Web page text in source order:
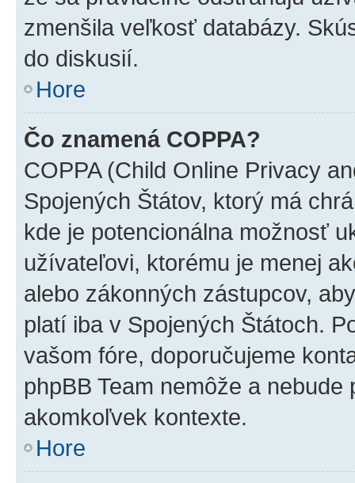
zmenšila veľkosť databázy.
do diskusií.
Hore
Čo znamená COPPA?
COPPA (Child Online Privacy
Spojených Štátov, ktorý má
kde je potencionálna možnosť
užívateľovi, ktorému je menej
alebo zákonných zástupcov,
platí iba v Spojených Štátoch.
vašom fóre, doporučujeme
phpBB Team nemôže a
akomkoľvek kontexte.
Hore